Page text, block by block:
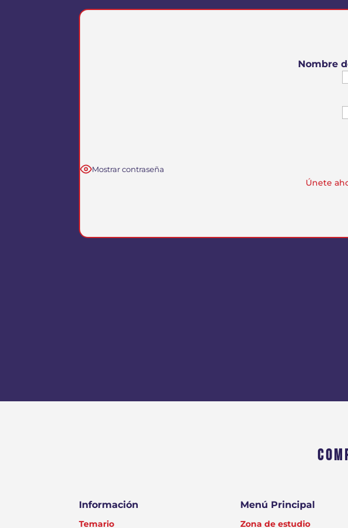
Nombre
Mostrar contraseña
Únete
Información
Temario
Menú Principal
Zona de estudio